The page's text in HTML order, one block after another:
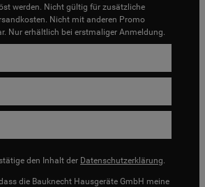
werden. Nicht gültig für zusätzliche
Nicht mit anderen Promo
Nur erhältlich bei erstmaliger Anmeldung.
den Inhalt der Datenschutzerklärung.
die Bauknecht Hausgeräte GmbH meine